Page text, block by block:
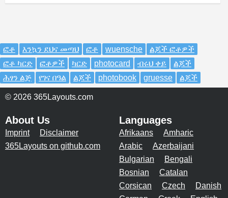
ፎቶ እንኳን ደህና መጣህ ፎቶ wuensche
ልጆች ፎቶዎች
ፎቶ ካርድ
ፎቶዎች ካርድ photocard ብሩህ ቀይ
ልጆች
ሕፃን ልጅ
የገና በዓል ልጆች photobook gruesse ልጆች
© 2026 365Layouts.com
About Us
Imprint
Disclaimer
365Layouts on github.com
Languages
Afrikaans
Amharic
Arabic
Azerbaijani
Bulgarian
Bengali
Bosnian
Catalan
Corsican
Czech
Danish